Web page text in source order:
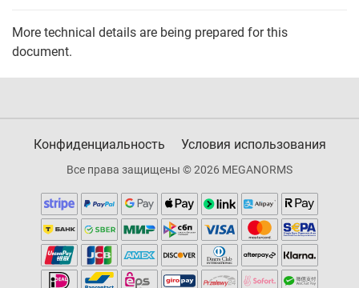
More technical details are being prepared for this
document.
Конфиденциальность Условия использования
Все права защищены © 2026 MEGANORMS